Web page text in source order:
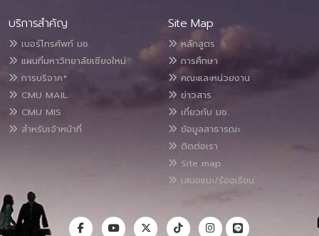
บริการสำคัญ
เบอร์โทรศัพท์ มช.
แผนที่มหาวิทยาลัยเชียงใหม่
การบริจาค*
CMU MAIL
CMU MIS
สำหรับเจ้าหน้าที่
Site Map
หลักสูตร
การศึกษา
คณะและหน่วยงาน
ข่าวสาร
เกี่ยวกับ มช.
ข้อมูลสาธารณะ
ติดต่อเรา
Site map
เสนอแนะ/ร้องเรียน